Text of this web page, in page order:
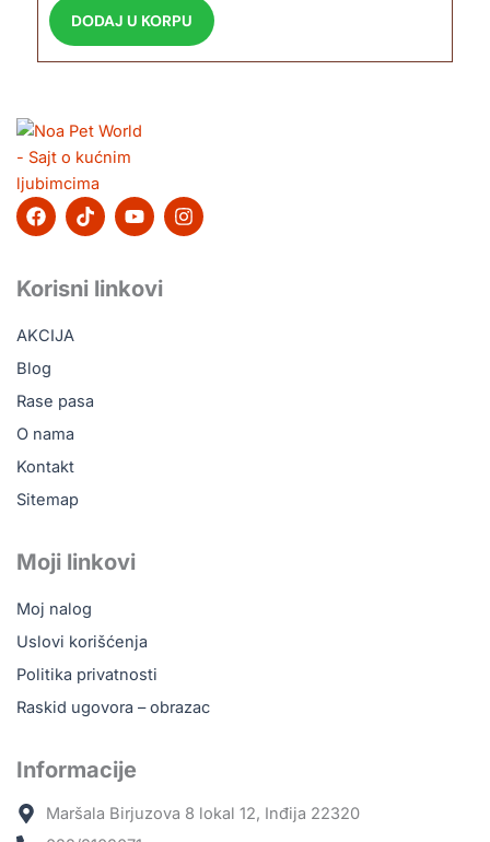
DODAJ U KORPU
F
a
b
o
o
k
T
i
o
k
Y
o
u
b
I
n
Korisni linkovi
AKCIJA
Blog
Rase pasa
O nama
Kontakt
Sitemap
Moji linkovi
Moj nalog
Uslovi korišćenja
Politika privatnosti
Raskid ugovora – obrazac
Informacije
Maršala Birjuzova 8 lokal 12, Inđija 22320